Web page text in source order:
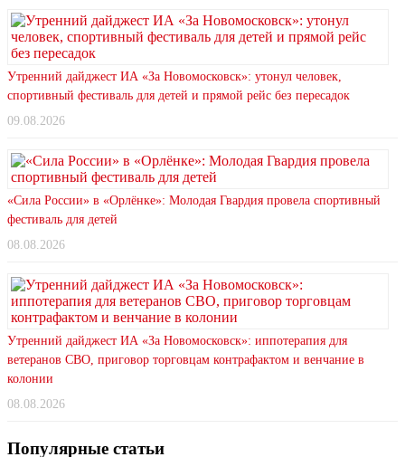
Утренний дайджест ИА «За Новомосковск»: утонул человек,
спортивный фестиваль для детей и прямой рейс без пересадок
09.08.2026
«Сила России» в «Орлёнке»: Молодая Гвардия провела спортивный
фестиваль для детей
08.08.2026
Утренний дайджест ИА «За Новомосковск»: иппотерапия для
ветеранов СВО, приговор торговцам контрафактом и венчание в
колонии
08.08.2026
Популярные статьи